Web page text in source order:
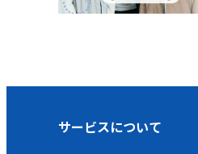
サービスについて